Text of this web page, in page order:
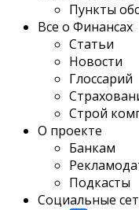
Пункты
Все о Финансах
Статьи
Новости
Глоссарий
Строй
О проекте
Банкам
Подкасты
Социальные